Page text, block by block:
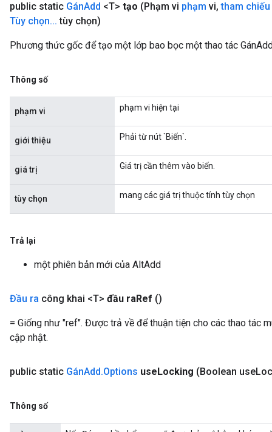
public static GánAdd <T> tạo (Phạm vi phạm vi, tham chiếu
Tùy chọn... tùy chọn)
Phương thức gốc để tạo một lớp bao bọc một thao tác
Thông số
phạm vi phạm vi hiện tại
giới thiệu Phải từ nút `Biến`.
giá trị Giá trị cần thêm vào biến.
tùy chọn mang các giá trị thuộc tính tùy chọn
Trả lại
một phiên bản mới của AltAdd
Đầu ra công khai <T> đầu raRef ()
= Giống như "ref". Được trả về để thuận tiện cho các thao tác
cập nhật.
public static GánAdd.Options useLocking (Boolean use
Thông số